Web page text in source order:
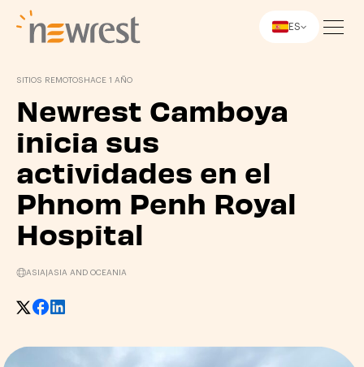
ES
SITIOS REMOTOS HACE 1 AÑO
Newrest Camboya
inicia sus
actividades en el
Phnom Penh Royal
Hospital
ASIA ASIA AND OCEANIA